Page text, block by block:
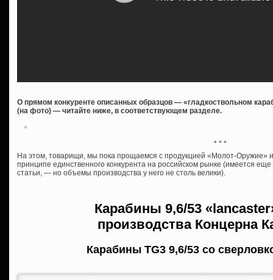
О прямом конкуренте описанных образцов — «гладкоствольном
(на фото) — читайте ниже, в соответствующем разделе.
* * *
На этом, товарищи, мы пока прощаемся с продукцией «Молот-Оружие»
принципе единственного конкурента на российском рынке (имеется
статьи, — но объемы производства у него не столь велики).
Карабины 9,6/53
производства Концерна
Карабины TG3 9,6/53 со